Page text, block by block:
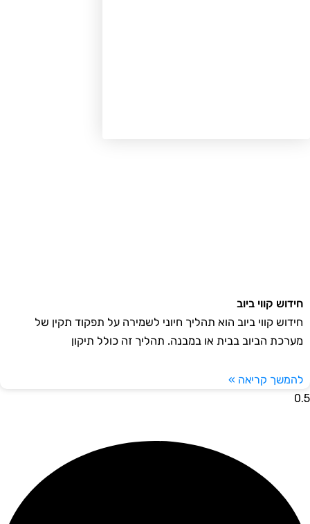
קווי ביוב
קווי ביוב הוא תהליך חיוני לשמירה על תפקוד תקין של
הביוב בבית או במבנה. תהליך זה כולל תיקון
קריאה »